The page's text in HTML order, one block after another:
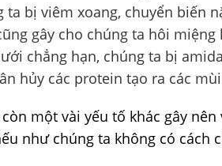
ta bị viêm xoang, chuyển biến
gây cho chúng ta hôi
chẳng hạn, chúng ta bị
hủy các protein tạo ra các
một vài yếu tố khác gây
như chúng ta không có cách